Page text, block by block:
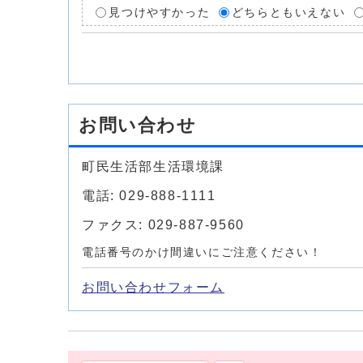
見つけやすかった どちらともいえない
お問い合わせ
町民生活部生活環境課
電話: 029-888-1111
ファクス: 029-887-9560
電話番号のかけ間違いにご注意ください！
お問い合わせフォーム